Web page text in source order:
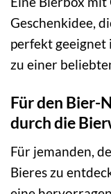
Geschenkidee,
perfekt geeignet
zu einer
Für den Bier-
durch die
Für jemanden,
Bieres zu